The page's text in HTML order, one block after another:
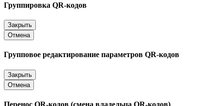
Группировка QR-кодов
Закрыть
Отмена
Групповое редактирование параметров QR-кодов
Закрыть
Отмена
Перенос QR-кодов (смена владельца QR-кодов)